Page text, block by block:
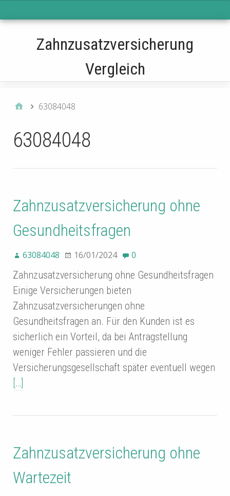
Zahnzusatzversicherung
Vergleich
63084048
63084048
Zahnzusatzversicherung ohne
Gesundheitsfragen
63084048 16/01/2024 0
Zahnzusatzversicherung ohne Gesundheitsfragen
Einige Versicherungen bieten
Zahnzusatzversicherungen ohne
Gesundheitsfragen an. Für den Kunden ist es
sicherlich ein Vorteil, da bei Antragstellung
weniger Fehler passieren und die
Versicherungsgesellschaft später eventuell wegen
[…]
Zahnzusatzversicherung ohne
Wartezeit